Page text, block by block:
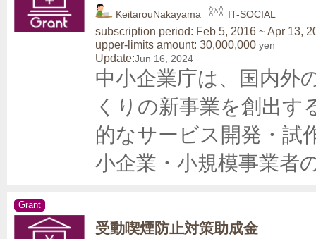
KeitarouNakayama IT-SOCIAL
subscription period: Feb 5, 2016 ~ Apr 13,
upper-limits amount: 30,000,000 yen
Update:Jun 16, 2024
中小企業庁は、国内外
くりの新事業を創出す
的なサービス開発・試
小企業・小規模事業者
Grant
受動喫煙防止対策助成金